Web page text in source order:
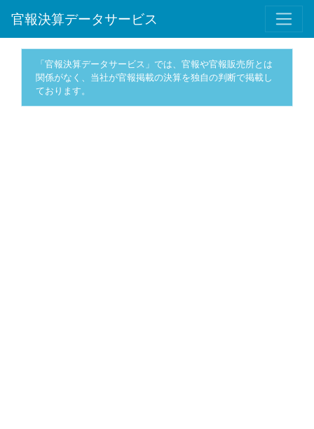
官報決算データサービス
「官報決算データサービス」では、官報や官報販売所とは
関係がなく、当社が官報掲載の決算を独自の判断で掲載し
ております。